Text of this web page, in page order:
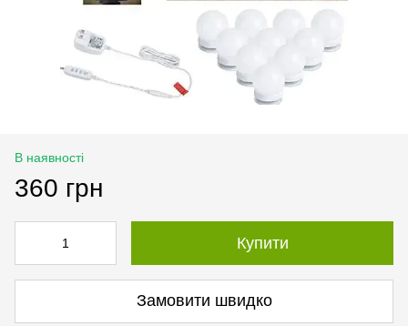
В наявності
360 грн
Купити
Замовити швидко